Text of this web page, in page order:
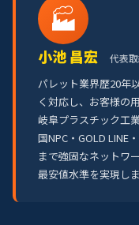
🏭
小池 昌宏 代表
パレット業界歴20年
く対応し、お客様の
岐阜プラスチック工
国NPC・GOLD LINE
まで強固なネットワ
最安値水準を実現しま